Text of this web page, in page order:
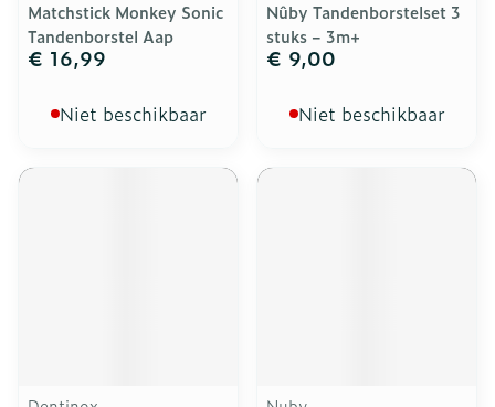
Matchstick Monkey Sonic
Tandenborstel Aap
€ 16,99
Niet beschikbaar
Nûby Tandenborstelset 3
stuks – 3m+
€ 9,00
Niet beschikbaar